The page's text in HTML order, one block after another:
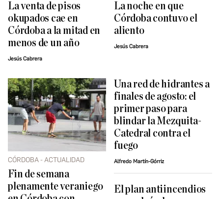
La venta de pisos
okupados cae en
Córdoba a la mitad en
menos de un año
Jesús Cabrera
La noche en que
Córdoba contuvo el
aliento
Jesús Cabrera
CÓRDOBA - ACTUALIDAD
Fin de semana
plenamente veraniego
Una red de hidrantes a
finales de agosto: el
primer paso para
blindar la Mezquita-
Catedral contra el
fuego
Alfredo Martín-Górriz
El plan antiincendios